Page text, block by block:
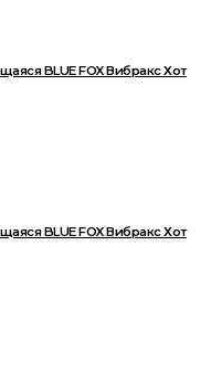
BLUE FOX Вибракс Хот
BLUE FOX Вибракс Хот